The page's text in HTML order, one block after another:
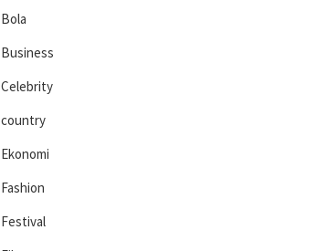
Bola
Business
Celebrity
country
Ekonomi
Fashion
Festival